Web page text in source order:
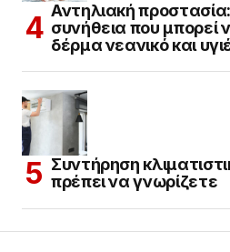
Αντηλιακή
συνήθεια που μπορεί
δέρμα νεανικό και
Συντήρηση
πρέπει να γνωρίζετε